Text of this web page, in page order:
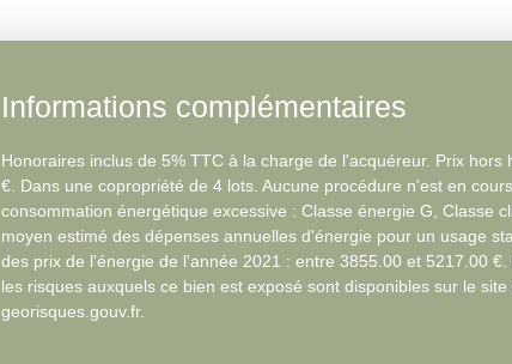
Informations complémentaires
Honoraires inclus de 5% TTC à la charge de l'acquéreur. Prix hors
€. Dans une copropriété de 4 lots. Aucune procédure n'est en
consommation énergétique excessive : Classe énergie G, Classe
moyen estimé des dépenses annuelles d'énergie pour un usage
des prix de l'énergie de l'année 2021 : entre 3855.00 et 5217.00
les risques auxquels ce bien est exposé sont disponibles sur le site
georisques.gouv.fr.